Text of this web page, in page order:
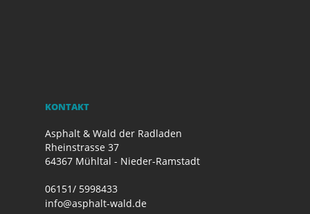
KONTAKT
Asphalt & Wald der Radladen
Rheinstrasse 37
64367 Mühltal - Nieder-Ramstadt
06151/ 5998433
info@asphalt-wald.de